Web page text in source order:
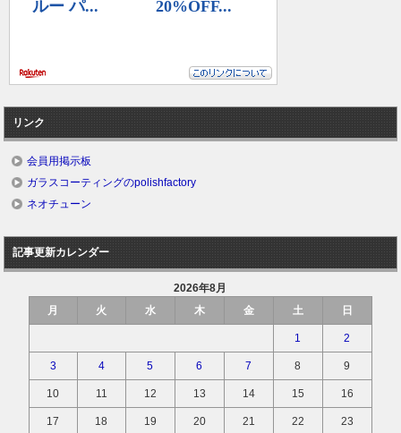
リンク
会員用掲示板
ガラスコーティングのpolishfactory
ネオチューン
記事更新カレンダー
2026年8月
月
火 水 木 金 土 日
1 2
3 4 5 6 7 8 9
10 11 12 13 14 15 16
17 18 19 20 21 22 23